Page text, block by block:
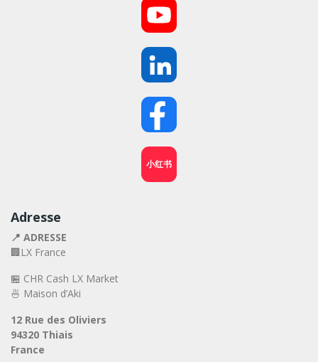
小红书
Adresse
📍 ADRESSE
🏢LX France
🏪 CHR Cash LX Market
🍜 Maison d’Aki
12 Rue des Oliviers
94320 Thiais
France